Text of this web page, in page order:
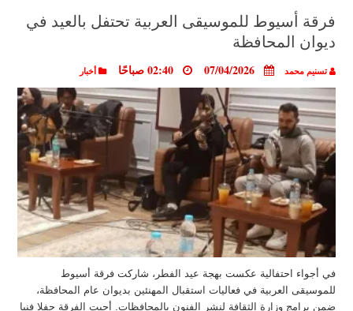
فرقة أسيوط للموسيقى العربية تحتفل بالعيد في
ديوان المحافظة
تسنيم محمد 07/04/2026 02:40 صباحًا أخبار
في أجواء احتفالية عكست بهجة عيد الفطر، شاركت فرقة أسيوط
للموسيقى العربية في فعاليات استقبال المهنئين بديوان عام المحافظة،
ضمن برامج وزارة الثقافة لنشر الفنون بالمحافظات. أحيت الفرقة حفلا فنيا